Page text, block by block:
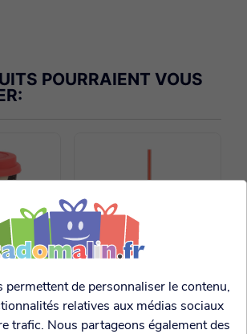
POURRAIENT VOUS
fine
Verre plastique avec
paille Game over
permettent de personnaliser le contenu,
relatives aux médias sociaux
trafic. Nous partageons également des